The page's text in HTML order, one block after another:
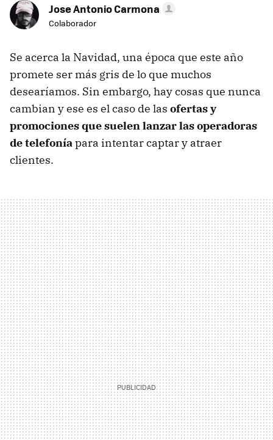
Jose Antonio Carmona
Colaborador
Se acerca la Navidad, una época que este año
promete ser más gris de lo que muchos
desearíamos. Sin embargo, hay cosas que nunca
cambian y ese es el caso de las ofertas y
promociones que suelen lanzar las operadoras
de telefoníapara intentar captar y atraer
clientes.